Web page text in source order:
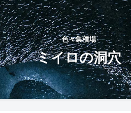
色々集積場
ミイロの洞穴